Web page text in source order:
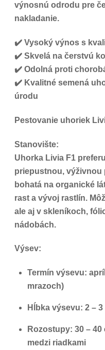
výnosnú odrodu pre
nakladanie.
✔️ Vysoký výnos s
✔️ Skvelá na čerstvú
✔️ Odolná proti
✔️ Kvalitné semená
úrodu
Pestovanie uhoriek
Stanovište:
Uhorka Livia F1
priepustnou, výživnou
bohatá na organické
rast a vývoj rastlín.
ale aj v skleníkoch,
nádobách.
Výsev:
Termín výsevu:
mrazoch)
Hĺbka výsevu: 2 – 3
Rozostupy: 30 –
medzi riadkami